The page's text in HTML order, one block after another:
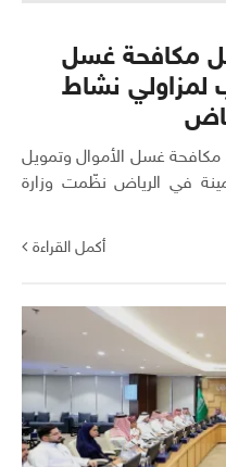
مكافحة غسل
لمزاولي نشاط
مكافحة غسل الأموال وتمويل
في الرياض نظّمت وزارة
أكمل القراءة